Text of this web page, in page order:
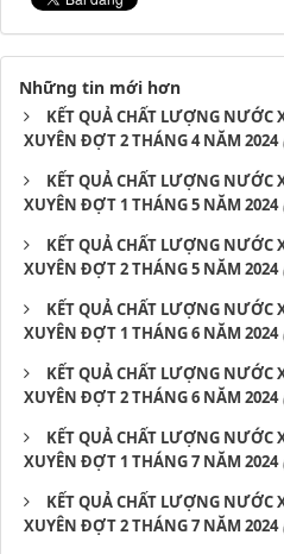
Những tin mới hơn
KẾT QUẢ CHẤT LƯỢNG NƯỚC
XUYÊN ĐỢT 2 THÁNG 4 NĂM 2024
KẾT QUẢ CHẤT LƯỢNG NƯỚC
XUYÊN ĐỢT 1 THÁNG 5 NĂM 2024
KẾT QUẢ CHẤT LƯỢNG NƯỚC
XUYÊN ĐỢT 2 THÁNG 5 NĂM 2024
KẾT QUẢ CHẤT LƯỢNG NƯỚC
XUYÊN ĐỢT 1 THÁNG 6 NĂM 2024
KẾT QUẢ CHẤT LƯỢNG NƯỚC
XUYÊN ĐỢT 2 THÁNG 6 NĂM 2024
KẾT QUẢ CHẤT LƯỢNG NƯỚC
XUYÊN ĐỢT 1 THÁNG 7 NĂM 2024
KẾT QUẢ CHẤT LƯỢNG NƯỚC
XUYÊN ĐỢT 2 THÁNG 7 NĂM 2024